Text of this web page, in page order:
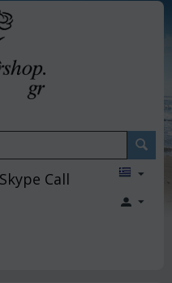
Skype Call